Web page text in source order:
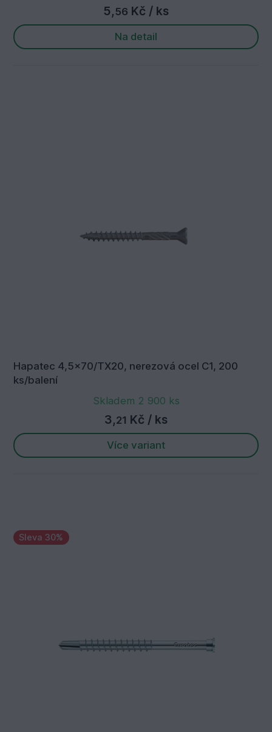
5, 56 Kč / ks
Na detail
Hapatec 4,5x70/TX20, nerezová ocel C1, 200
ks/balení
Skladem 2 900 ks
3,21 Kč / ks
Více variant
Sleva 30%